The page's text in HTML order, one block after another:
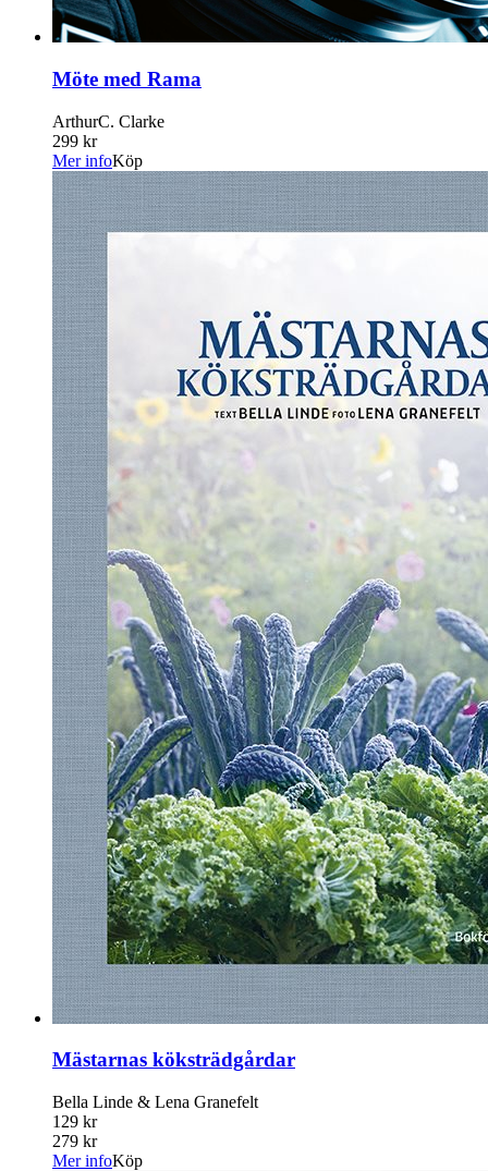
Möte med Rama
ArthurC. Clarke
299 kr
Mer infoKöp
Mästarnas köksträdgårdar
Bella Linde & Lena Granefelt
129 kr
279 kr
Mer infoKöp